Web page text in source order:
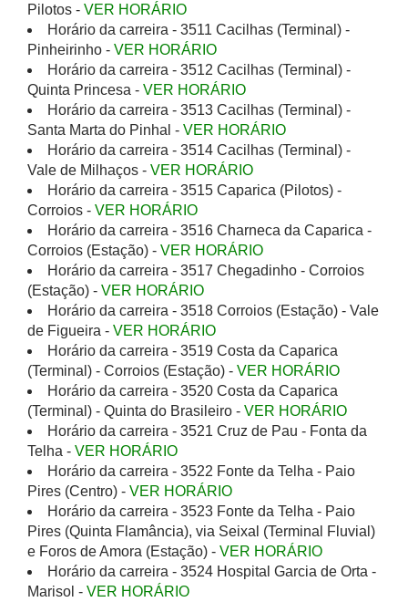
Pilotos - VER HORÁRIO
Horário da carreira - 3511 Cacilhas (Terminal) -
Pinheirinho - VER HORÁRIO
Horário da carreira - 3512 Cacilhas (Terminal) -
Quinta Princesa - VER HORÁRIO
Horário da carreira - 3513 Cacilhas (Terminal) -
Santa Marta do Pinhal - VER HORÁRIO
Horário da carreira - 3514 Cacilhas (Terminal) -
Vale de Milhaços - VER HORÁRIO
Horário da carreira - 3515 Caparica (Pilotos) -
Corroios - VER HORÁRIO
Horário da carreira - 3516 Charneca da Caparica -
Corroios (Estação) - VER HORÁRIO
Horário da carreira - 3517 Chegadinho - Corroios
(Estação) - VER HORÁRIO
Horário da carreira - 3518 Corroios (Estação) - Vale
de Figueira - VER HORÁRIO
Horário da carreira - 3519 Costa da Caparica
(Terminal) - Corroios (Estação) - VER HORÁRIO
Horário da carreira - 3520 Costa da Caparica
(Terminal) - Quinta do Brasileiro - VER HORÁRIO
Horário da carreira - 3521 Cruz de Pau - Fonta da
Telha - VER HORÁRIO
Horário da carreira - 3522 Fonte da Telha - Paio
Pires (Centro) - VER HORÁRIO
Horário da carreira - 3523 Fonte da Telha - Paio
Pires (Quinta Flamância), via Seixal (Terminal Fluvial)
e Foros de Amora (Estação) - VER HORÁRIO
Horário da carreira - 3524 Hospital Garcia de Orta -
Marisol - VER HORÁRIO